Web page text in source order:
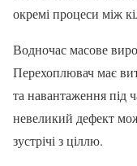
окремі процеси між
Водночас масове
Перехоплювач має
та навантаження під
невеликий дефект
зустрічі з ціллю.